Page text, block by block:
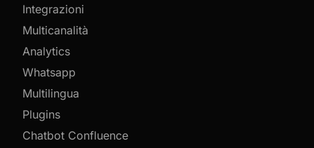
Integrazioni
Multicanalità
Analytics
Whatsapp
Multilingua
Plugins
Chatbot Confluence